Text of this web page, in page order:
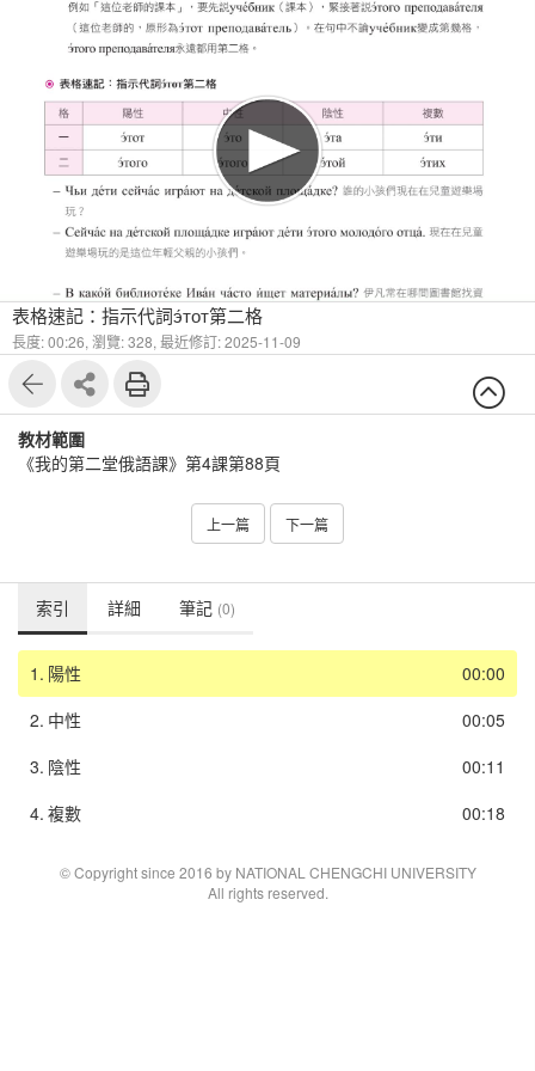
表格速記：指示代詞э́тот第二格
長度: 00:26, 瀏覽: 328, 最近修訂: 2025-11-09
教材範圍
《我的第二堂俄語課》第4課第88頁
上一篇 下一篇
索引 詳細 筆記 (0)
00:00
1. 陽性
00:05
2. 中性
00:11
3. 陰性
00:18
4. 複數
© Copyright since 2016 by NATIONAL CHENGCHI UNIVERSITY
All rights reserved.